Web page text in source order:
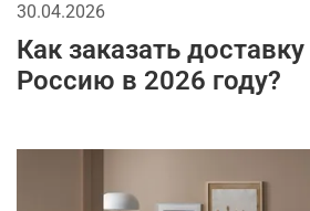
30.04.2026
Как заказать
Россию в 2026 году?